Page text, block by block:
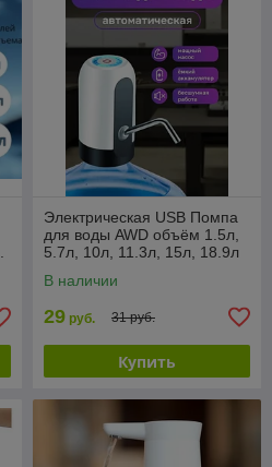
Электрическая USB Помпа
для воды AWD объём 1.5л,
5.7л, 10л, 11.3л, 15л, 18.9л
В наличии
29 руб. 31 руб.
Купить